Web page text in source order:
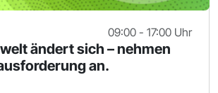
09:00 - 17:00 Uhr
ändert sich – nehmen
an.